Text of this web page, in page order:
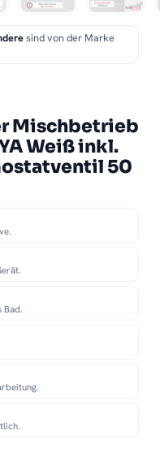
sind von der Marke
Mischbetrieb
Weiß inkl.
50
Bad.